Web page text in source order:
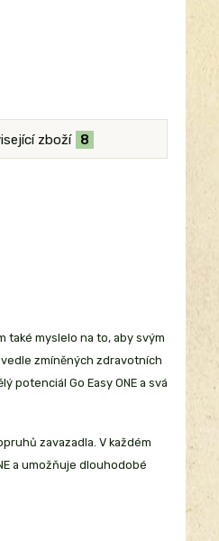
zboží 8
také myslelo na to, aby svým
vedle zmíněných zdravotních
potenciál Go Easy ONE a svá
zavazadla. V každém
a umožňuje dlouhodobé